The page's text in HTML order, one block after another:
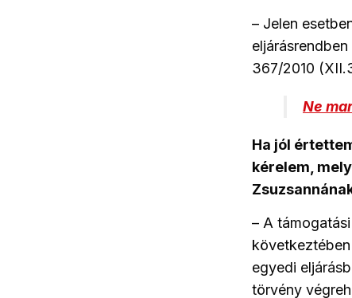
– Jelen
367/2010
Ne
Ha jól
kérelem,
– A
egyedi
törvény